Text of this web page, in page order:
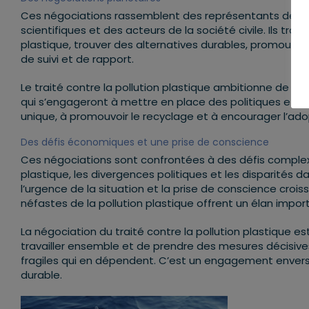
Ces négociations rassemblent des représentants de
scientifiques et des acteurs de la société civile. Ils
plastique, trouver des alternatives durables,
de suivi et de rapport.
Le traité contre la pollution plastique ambitionne de
qui s’engageront à mettre en place des politiques et
unique, à promouvoir le recyclage et à encourager
Des défis économiques et une prise de conscience
Ces négociations sont confrontées à des défis
plastique, les divergences politiques et les disparités
l’urgence de la situation et la prise de conscience
néfastes de la pollution plastique offrent un élan
La négociation du traité contre la pollution plastique
travailler ensemble et de prendre des mesures
fragiles qui en dépendent. C’est un engagement
durable.